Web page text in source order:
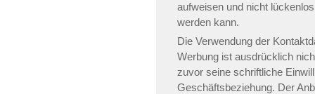
aufweisen und nicht
werden kann.
Die Verwendung der
Werbung ist ausdrücklich
zuvor seine schriftliche
Geschäftsbeziehung. Der